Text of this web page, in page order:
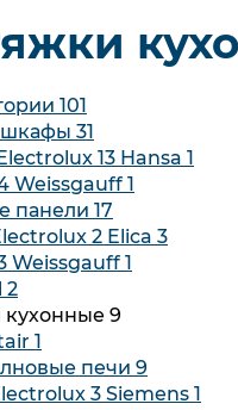
101
шкафы 31
13 Hansa 1
Weissgauff 1
панели 17
2 Elica 3
Weissgauff 1
2
9
1
печи 9
3 Siemens 1